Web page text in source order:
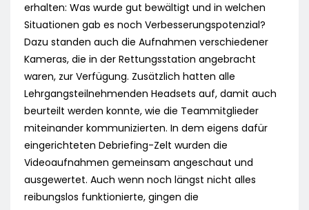
erhalten: Was wurde gut bewältigt und in welchen
Situationen gab es noch Verbesserungspotenzial?
Dazu standen auch die Aufnahmen verschiedener
Kameras, die in der Rettungsstation angebracht
waren, zur Verfügung. Zusätzlich hatten alle
Lehrgangsteilnehmenden Headsets auf, damit auch
beurteilt werden konnte, wie die Teammitglieder
miteinander kommunizierten. In dem eigens dafür
eingerichteten Debriefing-Zelt wurden die
Videoaufnahmen gemeinsam angeschaut und
ausgewertet. Auch wenn noch längst nicht alles
reibungslos funktionierte, gingen die